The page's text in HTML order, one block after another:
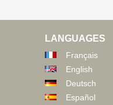
LANGUAGES
Français
English
Deutsch
Español